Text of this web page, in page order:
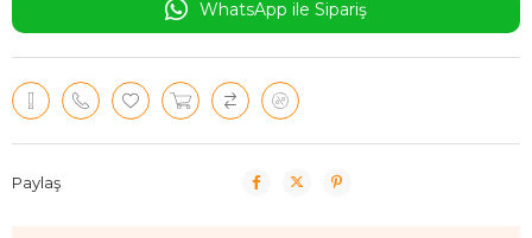
WhatsApp ile Sipariş
Paylaş